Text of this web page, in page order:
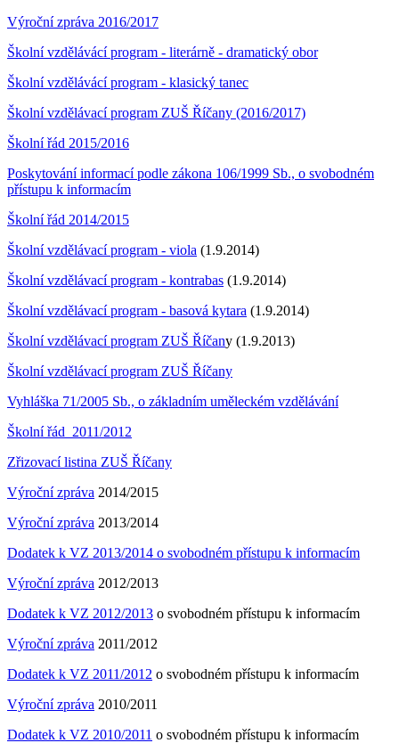
Výroční zpráva 2016/2017
Školní vzdělávácí program - literárně - dramatický obor
Školní vzdělávácí program - klasický tanec
Školní vzdělávací program ZUŠ Říčany (2016/2017)
Školní řád 2015/2016
Poskytování informací podle zákona 106/1999 Sb., o svobodném
přístupu k informacím
Školní řád 2014/2015
Školní vzdělávací program - viola (1.9.2014)
Školní vzdělávací program - kontrabas (1.9.2014)
Školní vzdělávací program - basová kytara (1.9.2014)
Školní vzdělávací program ZUŠ Říčany (1.9.2013)
Školní vzdělávací program ZUŠ Říčany
Vyhláška 71/2005 Sb., o základním uměleckém vzdělávání
Školní řád 2011/2012
Zřizovací listina ZUŠ Říčany
Výroční zpráva 2014/2015
Výroční zpráva 2013/2014
Dodatek k VZ 2013/2014 o svobodném přístupu k informacím
Výroční zpráva 2012/2013
Dodatek k VZ 2012/2013 o svobodném přístupu k informacím
Výroční zpráva 2011/2012
Dodatek k VZ 2011/2012 o svobodném přístupu k informacím
Výroční zpráva 2010/2011
Dodatek k VZ 2010/2011 o svobodném přístupu k informacím